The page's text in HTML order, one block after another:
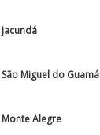
Miguel do Guamá
Alegre